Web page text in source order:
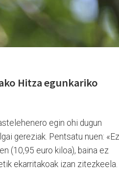
Hitza egunkariko
egin ohi dugun
gereziak. Pentsatu nuen: «Ez
(10,95 euro kiloa), baina ez
ekarritakoak izan zitezkeela.